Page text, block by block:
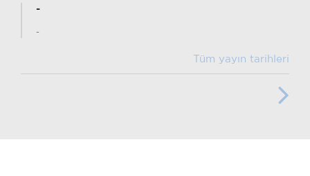
-
-
Tüm yayın tarihleri